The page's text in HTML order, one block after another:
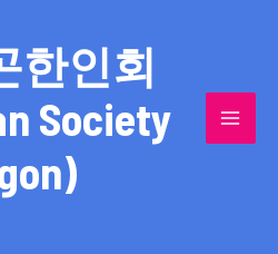
한인회
Society
고 동포사회를 섬겨온
SOCIETY OF